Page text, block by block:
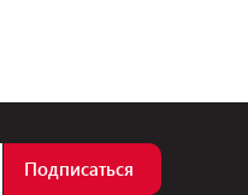
Подписаться